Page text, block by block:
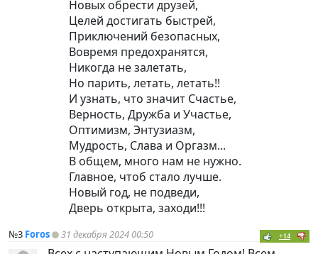
Новых обрести друзей,
Целей достигать быстрей,
Приключений безопасных,
Вовремя предохранятся,
Никогда не залетать,
Но парить, летать, летать!!
И узнать, что значит Счастье,
Верность, Дружба и Участье,
Оптимизм, Энтузиазм,
Мудрость, Слава и Оргазм...
В общем, много нам не нужно.
Главное, чтоб стало лучше.
Новый год, не подведи,
Дверь открыта, заходи!!!
№3 Foros 31 декабря 2024 00:50 +14